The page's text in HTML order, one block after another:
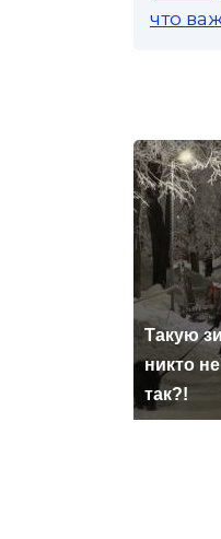
что
Такую
никто
так?!